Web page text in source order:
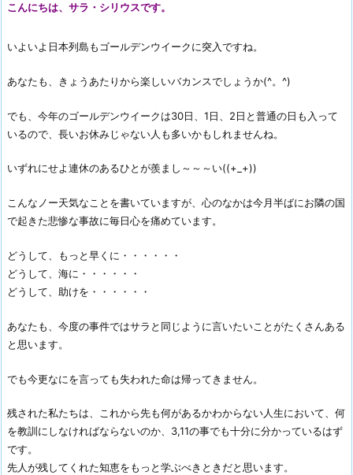
こんにちは、サラ・シリウスです。
いよいよ日本列島もゴールデンウイークに突入ですね。
あなたも、きょうあたりから楽しいバカンスでしょうか(^。^)
でも、今年のゴールデンウイークは30日、1日、2日と普通の日も入って
いるので、長いお休みじゃない人も多いかもしれませんね。
いずれにせよ連休のあるひとが羨まし～～～い((+_+))
こんなノー天気なことを書いていますが、心のなかは今月半ばにお隣の国
で起きた悲惨な事故に毎日心を痛めています。
どうして、もっと早くに・・・・・・
どうして、海に・・・・・・
どうして、助けを・・・・・・
あなたも、今度の事件ではサラと同じように言いたいことがたくさんある
と思います。
でも今更なにを言っても失われた命は帰ってきません。
残された私たちは、これから先も何があるかわからない人生において、何
を教訓にしなければならないのか、3,11の事でも十分に分かっているはず
です。
先人が残してくれた知恵をもっと学ぶべきときだと思います。